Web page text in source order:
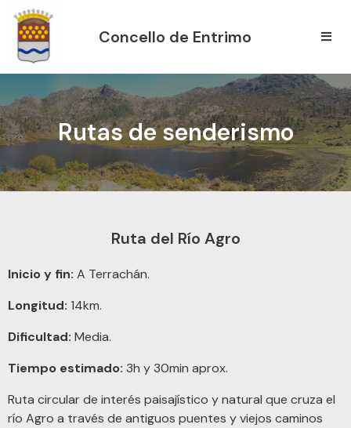
Concello de Entrimo
Rutas de senderismo
Ruta del Río Agro
Inicio y fin: A Terrachán.
Longitud: 14km.
Dificultad: Media.
Tiempo estimado: 3h y 30min aprox.
Ruta circular de interés paisajístico y natural que cruza el
río Agro a través de antiguos puentes y viejos caminos